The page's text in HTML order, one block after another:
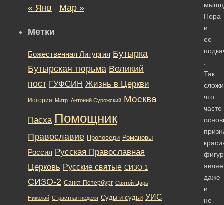
Пора
и
ее
Так
что
часто
даже
и
не
« Янв
Мар »
Метки
Божественная Литургия Бутырка
Бутырская тюрьма Великий
пост ГУФСИН Жизнь в Церкви
История Митр. Антоний Сурожский Москва
Пасха Помощник
Православие Проповеди Романовы
Россия Русская Православная
Церковь Русские святые СИЗО-1
СИЗО-2 Санкт-Петербург Святой Царь
Николай Страстная неделя Суды и судьи УИС